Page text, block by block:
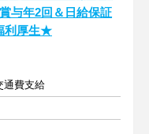
与年2回＆日給保証
利厚生★
通費支給